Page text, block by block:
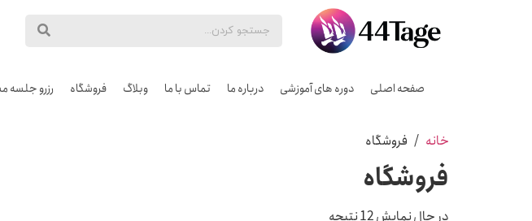
صفحه اصلی دوره های آموزشی درباره ما تماس با ما وبلاگ فروشگاه رزرو جلسه
خانه / فروشگاه
فروشگاه
در حال نمایش 12 نتیجه